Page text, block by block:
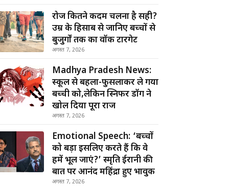
रोज कितने कदम चलना है सही?
उम्र के हिसाब से जानिए बच्चों से
बुजुर्गों तक का वॉक टारगेट
अगस्त 7, 2026
Madhya Pradesh News:
स्कूल से बहला-फुसलाकर ले गया
बच्ची को,लेकिन स्निफर डॉग ने
खोल दिया पूरा राज
अगस्त 7, 2026
Emotional Speech: ‘बच्चों
को बड़ा इसलिए करते हैं कि वे
हमें भूल जाएं?’ स्मृति ईरानी की
बात पर आनंद महिंद्रा हुए भावुक
अगस्त 7, 2026